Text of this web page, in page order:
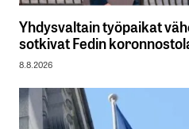
Yhdysvaltain työpaikat
sotkivat Fedin
8.8.2026